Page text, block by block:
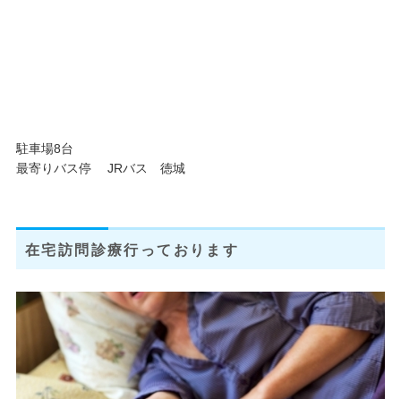
駐車場8台
最寄りバス停 JRバス 徳城
在宅訪問診療行っております